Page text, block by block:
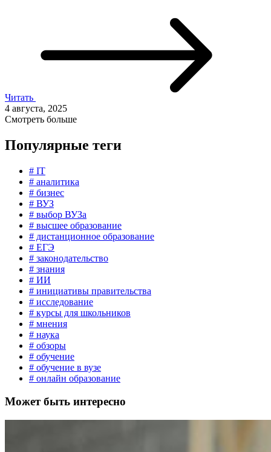
Читать
4 августа, 2025
Смотреть больше
Популярные теги
# IT
# аналитика
# бизнес
# ВУЗ
# выбор ВУЗа
# высшее образование
# дистанционное образование
# ЕГЭ
# законодательство
# знания
# ИИ
# инициативы правительства
# исследование
# курсы для школьников
# мнения
# наука
# обзоры
# обучение
# обучение в вузе
# онлайн образование
Может быть интересно